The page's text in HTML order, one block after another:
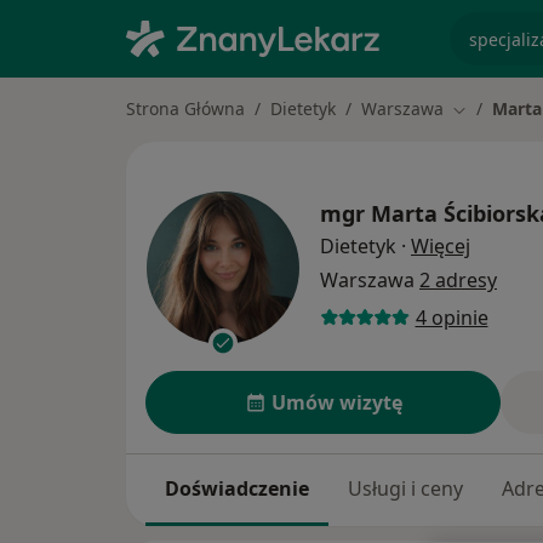
Strona Główna Dietetyk Warszawa Zmień
mgr Marta
Dietetyk · Więcej
Warszawa 2 adresy
4 opinie
Umów wizytę
Doświadczenie Usługi i ceny